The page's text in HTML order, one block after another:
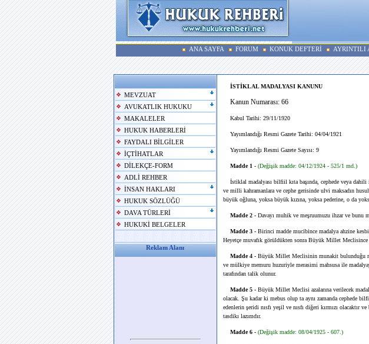
ANA SAYFA FORUM KONUK DEFTERİ AYRINTILI
MEVZUAT
AVUKATLIK HUKUKU
MAKALELER
HUKUK HABERLERİ
FAYDALI BİLGİLER
İÇTİHATLAR
DİLEKÇE-FORM
ADLİ REHBER
İNSAN HAKLARI
HUKUK SÖZLÜĞÜ
DAVA TÜRLERİ
HUKUKİ BELGELER
Reklam Alanı
İSTİKLAL MADALYASI KANUNU
Kanun Numarası: 66
Kabul Tarihi: 29/11/1920
Yayımlandığı Resmi Gazete Tarihi: 04/04/1921
Yayımlandığı Resmi Gazete Sayısı: 9
Madde 1 - (Değişik madde: 04/12/1924 - 525/1 md.)
İstiklal madalyası bilfiil kıta başında, cephede veya dahili
ve milli kahramanlara ve cephe gerisinde ulvi maksadın
büyük oğluna, yoksa büyük kızına, yoksa pederine, o da
Madde 2 - Davayı muhik ve meşruumuzu ihzar ve bunu
Madde 3 - Birinci madde mucibince madalya ahzine
Heyetçe muvafık görüldükten sonra Büyük Millet
Madde 4 - Büyük Millet Meclisinin munakit bulunduğu
ve mülkiye memuru huzuriyle merasimi mahsusa ile
tarafından talik olunur.
Madde 5 - Büyük Millet Meclisi azalarına verilecek
olacak. Şu kadar ki mebus olup ta aynı zamanda cephede
edenlerin şeridi nısfı yeşil ve nısfı diğeri kırmızı
tasdikı lazımdır.
Madde 6 - (Değişik madde: 08/04/1925 - 607.)